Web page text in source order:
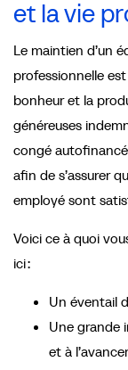
et la vie
Le maintien d’un
professionnelle
bonheur et la
généreuses
congé
afin de s’assurer
employé sont
Voici ce à quoi
ici :
Un éventail
Une grande
et à